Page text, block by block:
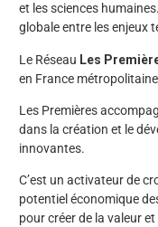
et les sciences
globale entre les enjeux
Le Réseau Les
en France
Les Premières
dans la création et le
innovantes.
C’est un activateur de
potentiel économique
pour créer de la valeur et